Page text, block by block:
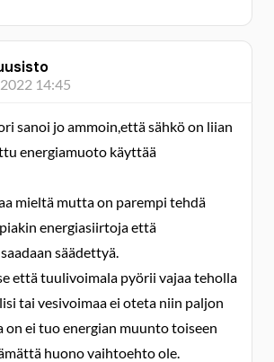
14:45
sanoi jo ammoin,että sähkö on liian
energiamuoto käyttää
mieltä mutta on parempi tehdä
energiasiirtoja että
säädettyä.
että tuulivoimala pyörii vajaa teholla
tai vesivoimaa ei oteta niin paljon
on ei tuo energian muunto toiseen
huono vaihtoehto ole.